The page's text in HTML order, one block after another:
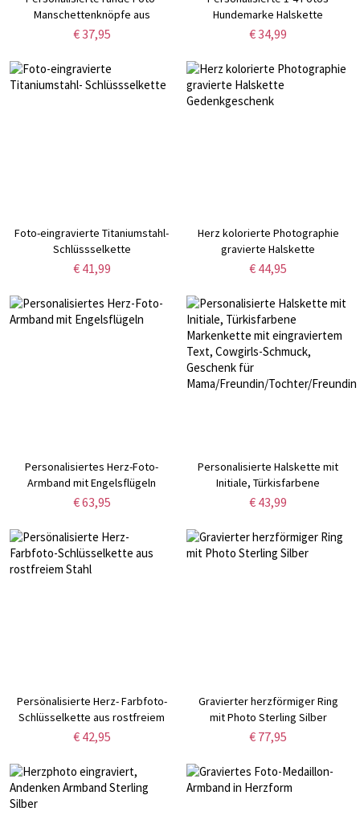
Manschettenknöpfe aus
Edelstahl
€ 37,95
Hundemarke Halskette
€ 34,99
Foto-eingravierte Titaniumstahl-
Schlüssselkette
€ 41,99
Herz kolorierte Photographie
gravierte Halskette
Gedenkgeschenk
€ 44,95
Personalisiertes Herz-Foto-
Armband mit Engelsflügeln
€ 63,95
Personalisierte Halskette mit
Initiale, Türkisfarbene
Markenkette mit eingraviertem
Geschenk für
Mama/Freundin/Tochter/Freundin
€ 43,99
Persönalisierte Herz- Farbfoto-
Schlüsselkette aus rostfreiem
Stahl
€ 42,95
Gravierter herzförmiger Ring
mit Photo Sterling Silber
€ 77,95